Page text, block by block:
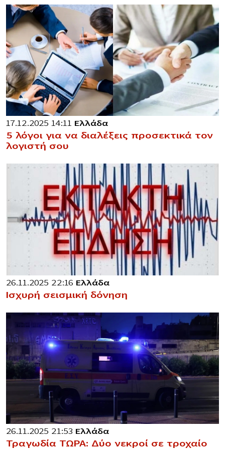
17.12.2025 14:11 Ελλάδα
5 λόγοι για να διαλέξεις προσεκτικά τον
λογιστή σου
26.11.2025 22:16 Ελλάδα
Ισχυρή σεισμική δόνηση
26.11.2025 21:53 Ελλάδα
Τραγωδία ΤΩΡΑ: Δύο νεκροί σε τροχαίο